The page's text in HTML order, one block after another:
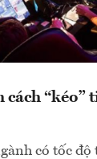
“kéo”
có tốc